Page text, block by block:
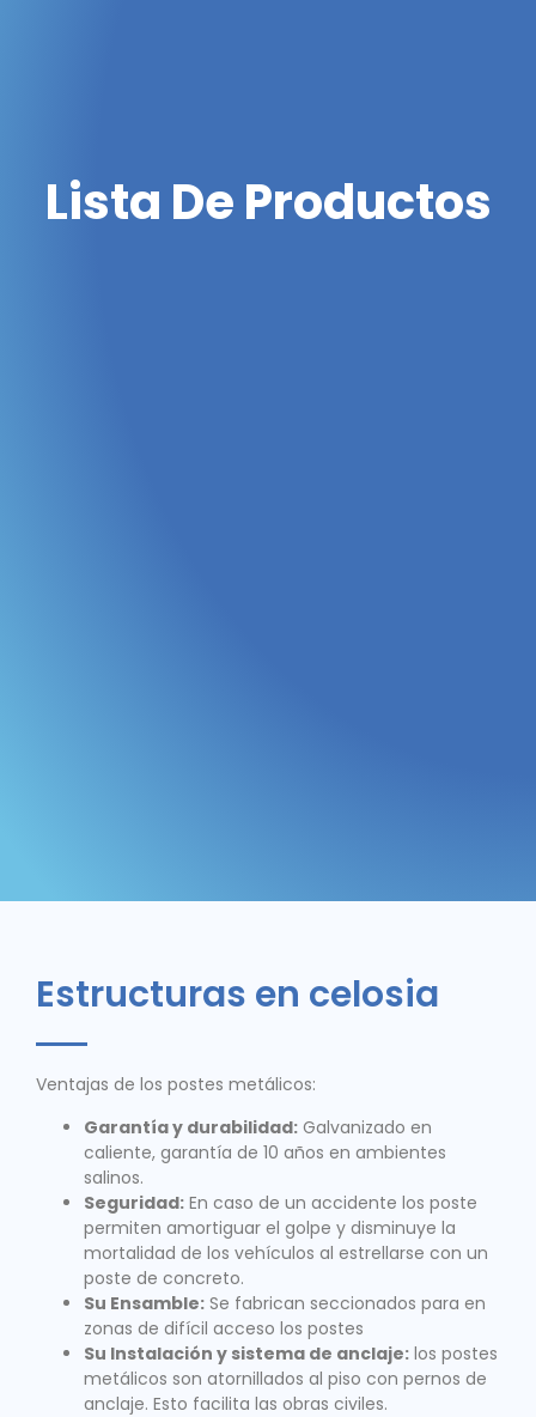
Lista De Productos
Estructuras en celosia
Ventajas de los postes metálicos:
Garantía y durabilidad: Galvanizado en
caliente, garantía de 10 años en ambientes
salinos.
Seguridad: En caso de un accidente los poste
permiten amortiguar el golpe y disminuye la
mortalidad de los vehículos al estrellarse con un
poste de concreto.
Su Ensamble: Se fabrican seccionados para en
zonas de difícil acceso los postes
Su Instalación y sistema de anclaje: los postes
metálicos son atornillados al piso con pernos de
anclaje. Esto facilita las obras civiles.